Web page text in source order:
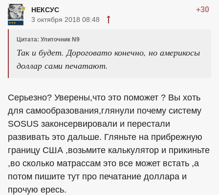
НЕКСУС +30
3 октября 2018 08:48
Цитата: Улиточник N9
Так и будет. Дороговато конечно, но америкосы
доллар сами печатают.
Серьезно? Уверены,что это поможет ? Вы хоть
для самообразования,глянули почему систему
SOSUS законсервировали и перестали
развивать это дальше. Гляньте на прибрежную
границу США ,возьмите калькулятор и прикиньте
,во сколько матрассам это все может встать ,а
потом пишите тут про печатание доллара и
прочую ересь.